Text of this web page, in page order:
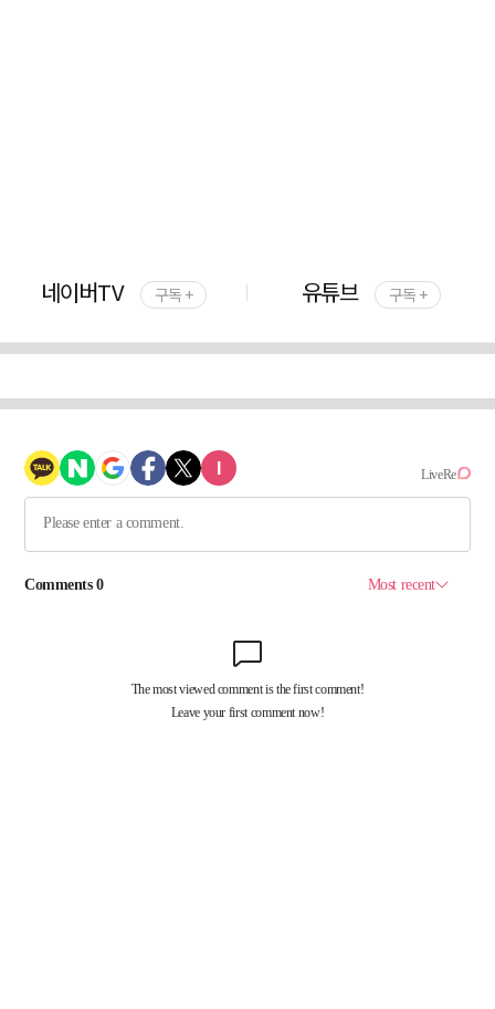
네이버TV 구독 + 유튜브 구독 +